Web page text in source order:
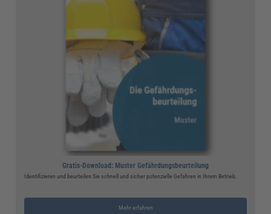
Gratis-Download: Muster Gefährdungsbeurteilung
Identifizieren und beurteilen Sie schnell und sicher potenzielle Gefahren in Ihrem Betrieb.
Mehr erfahren